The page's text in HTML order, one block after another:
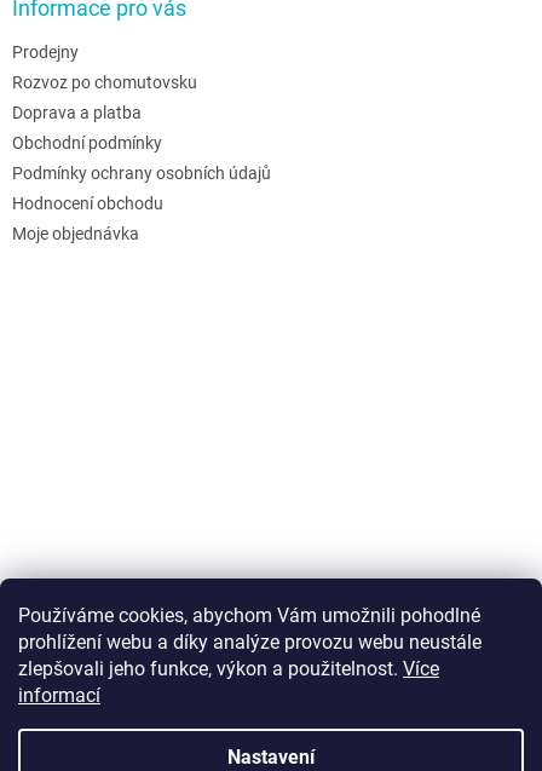
Používáme cookies, abychom Vám umožnili pohodlné
prohlížení webu a díky analýze provozu webu neustále
zlepšovali jeho funkce, výkon a použitelnost. Více
informací
Nastavení
Informace pro vás
Prodejny
Rozvoz po chomutovsku
Doprava a platba
Obchodní podmínky
Podmínky ochrany osobních údajů
Hodnocení obchodu
Moje objednávka